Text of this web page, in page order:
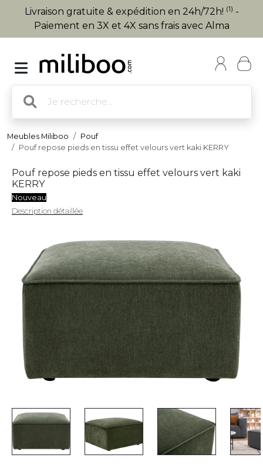
Livraison gratuite & expédition en 24h/72h! (1) -
Paiement en 3X et 4X sans frais avec Alma
Meubles Miliboo
Pouf
Pouf repose pieds en tissu effet velours vert kaki KERRY
Pouf repose pieds en tissu effet velours vert kaki
KERRY
Nouveau
Description détaillée